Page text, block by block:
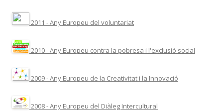
2011 - Any Europeu del voluntariat
2010 - Any Europeu contra la pobresa i l'exclusió social
2009 - Any Europeu de la Creativitat i la Innovació
2008 - Any Europeu del Diàleg Intercultural